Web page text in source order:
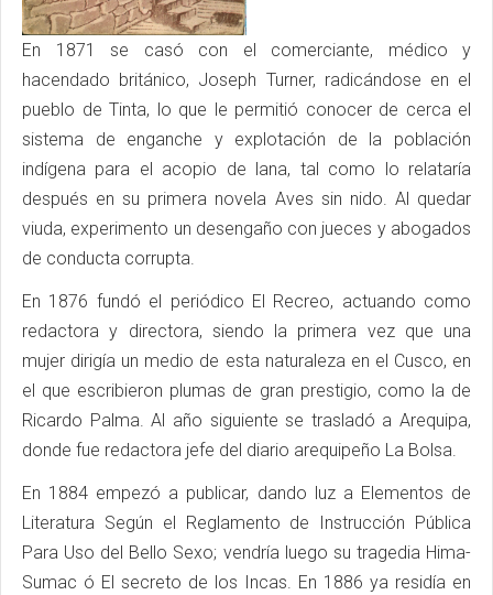
En 1871 se casó con el comerciante, médico y
hacendado británico, Joseph Turner, radicándose en el
pueblo de Tinta, lo que le permitió conocer de cerca el
sistema de enganche y explotación de la población
indígena para el acopio de lana, tal como lo relataría
después en su primera novela Aves sin nido. Al quedar
viuda, experimento un desengaño con jueces y abogados
de conducta corrupta.
En 1876 fundó el periódico El Recreo, actuando como
redactora y directora, siendo la primera vez que una
mujer dirigía un medio de esta naturaleza en el Cusco, en
el que escribieron plumas de gran prestigio, como la de
Ricardo Palma. Al año siguiente se trasladó a Arequipa,
donde fue redactora jefe del diario arequipeño La Bolsa.
En 1884 empezó a publicar, dando luz a Elementos de
Literatura Según el Reglamento de Instrucción Pública
Para Uso del Bello Sexo; vendría luego su tragedia Hima-
Sumac ó El secreto de los Incas. En 1886 ya residía en